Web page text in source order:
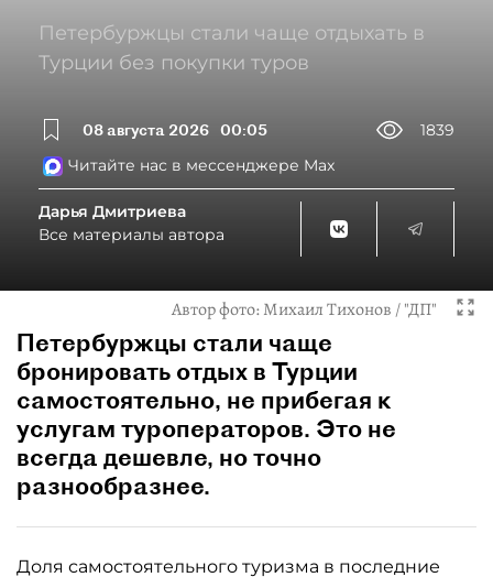
Петербуржцы стали чаще отдыхать в
Турции без покупки туров
08 августа 2026 00:05
1839
Читайте нас в мессенджере Max
Дарья Дмитриева
Все материалы автора
Автор фото:Михаил Тихонов / "ДП"
Петербуржцы стали чаще
бронировать отдых в Турции
самостоятельно, не прибегая к
услугам туроператоров. Это не
всегда дешевле, но точно
разнообразнее.
Доля самостоятельного туризма в последние